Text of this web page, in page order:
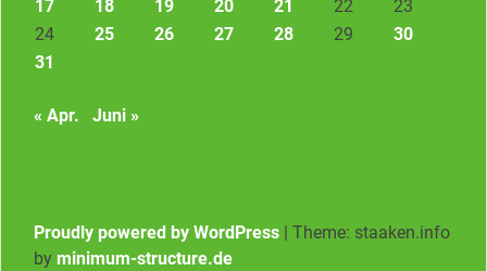
17
18 19 20 21 22
23
24
25 26 27 28 29
30
31
« Apr. Juni »
Proudly powered by WordPress | Theme: staaken.info
by minimum-structure.de